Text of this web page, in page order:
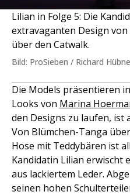
Lilian in Folge 5: Die
extravaganten Design
über den Catwalk.
Bild: ProSieben / Richard
Die Models präsentieren
Looks von Marina
den Designs zu laufen, ist
Von Blümchen-Tanga
Hose mit Teddybären ist
Kandidatin Lilian erwischt
aus lackiertem Leder.
seinen hohen